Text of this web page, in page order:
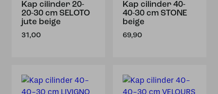
Kap cilinder 20-
20-30 cm SELOTO
jute beige
31,00
Kap cilinder 40-
40-30 cm STONE
beige
69,90